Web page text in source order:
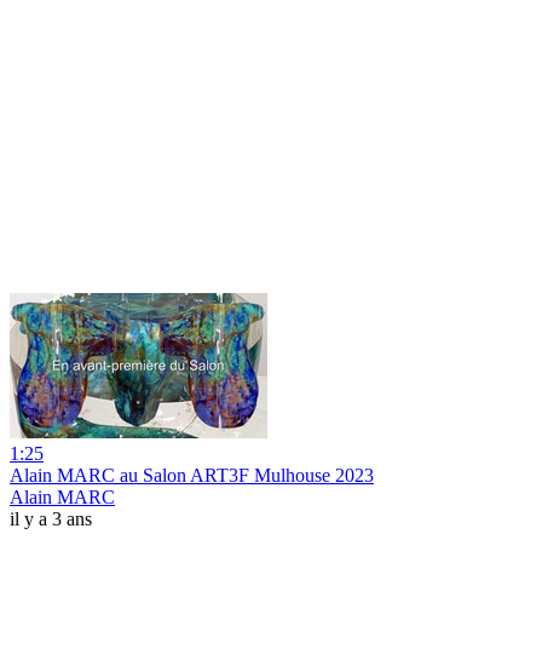
1:25
Alain MARC au Salon ART3F Mulhouse 2023
Alain MARC
il y a 3 ans